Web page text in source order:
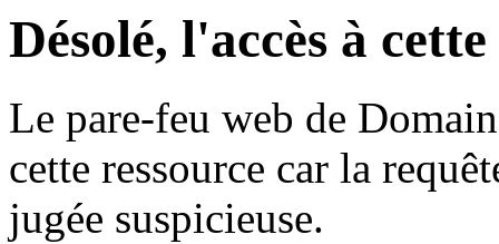
Désolé, l'accès à
Le pare-feu web de
cette ressource car la
jugée suspicieuse.